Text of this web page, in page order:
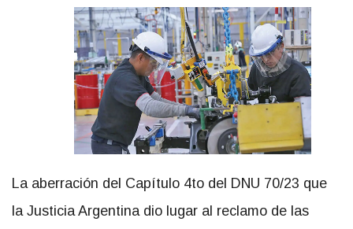
La aberración del Capítulo 4to del DNU 70/23 que
la Justicia Argentina dio lugar al reclamo de las